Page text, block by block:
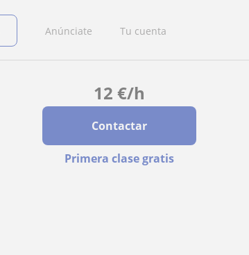
Anúnciate Tu cuenta
12 €/h
Contactar
Primera clase gratis